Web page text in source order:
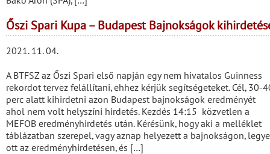
Őszi Spari Kupa – Budapest Bajnokságok
2021. 11. 04.
A BTFSZ az Őszi Spari első napján egy nem hivatalos Guinness
rekordot tervez felállítani, ehhez kérjük segítségeteket. Cél, 30-
perc alatt kihirdetni azon Budapest bajnokságok eredményét
ahol nem volt helyszíni hirdetés. Kezdés 14:15 közvetlen a
MEFOB eredményhirdetés után. Kérésünk, hogy aki a melléklet
táblázatban szerepel, vagy aznap helyezett a bajnokságon,
ott az eredményhirdetésen, és […]